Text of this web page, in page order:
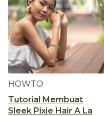
HOWTO
Tutorial Membuat
Sleek Pixie Hair A La